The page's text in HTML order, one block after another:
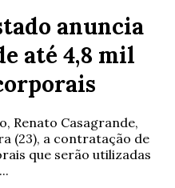
anuncia
até 4,8 mil
Renato Casagrande,
(23), a contratação de
que serão utilizadas